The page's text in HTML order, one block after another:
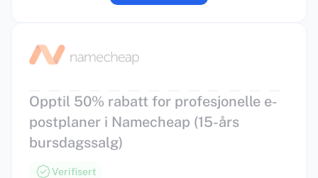
Opptil 50% rabatt for profesjonelle e-
postplaner i Namecheap (15-års
bursdagssalg)
Verifisert